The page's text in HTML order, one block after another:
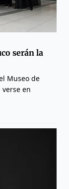
serán la
Museo de
en